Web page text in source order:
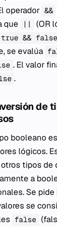
operador &&
que
||
(OR
true && false
se evalúa
. El valor
.
de
booleano
lógicos.
tipos de
a
Se
se
false